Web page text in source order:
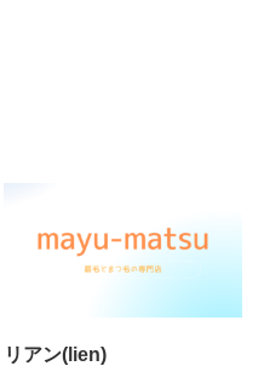
リアン(lien)